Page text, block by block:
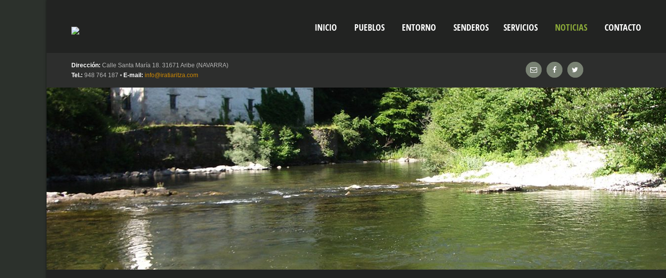
INICIO PUEBLOS ENTORNO SENDEROS
Oroz Betelu-Olaldea
Garralda Garaioa
SERVICIOS NOTICIAS CONTACTO
Dirección: Calle Santa María 18. 31671 Aribe (NAVARRA)
Tel.: 948 764 187 • E-mail: info@iratiaritza.com